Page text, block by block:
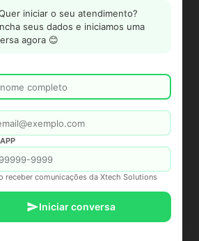
iniciar o seu atendimento?
seus dados e iniciamos uma
agora 😊
receber comunicações da Xtech Solutions
Iniciar conversa